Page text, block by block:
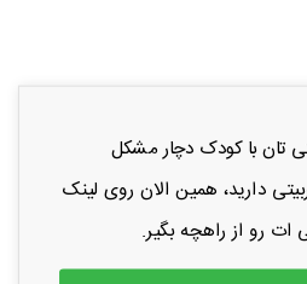
تان با کودک دچار مشکل
دارید، همین الان روی لینک
رو از راهچه بگیر.